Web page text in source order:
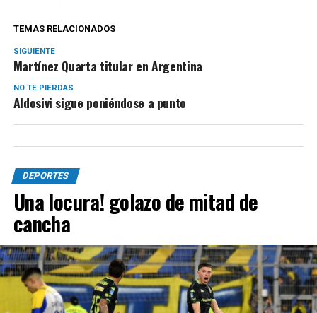
TEMAS RELACIONADOS
SIGUIENTE
Martínez Quarta titular en Argentina
NO TE PIERDAS
Aldosivi sigue poniéndose a punto
DEPORTES
Una locura! golazo de mitad de
cancha